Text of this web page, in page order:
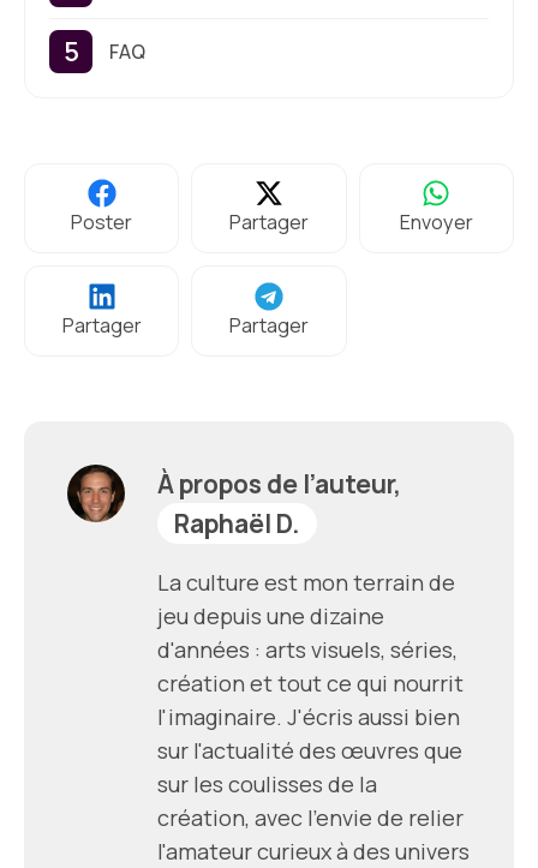
FAQ
Poster Partager Envoyer
Partager Partager
À propos de l’auteur,
Raphaël D.
La culture est mon terrain de
jeu depuis une dizaine
d'années : arts visuels, séries,
création et tout ce qui nourrit
l'imaginaire. J'écris aussi bien
sur l'actualité des œuvres que
sur les coulisses de la
création, avec l'envie de relier
l'amateur curieux à des univers